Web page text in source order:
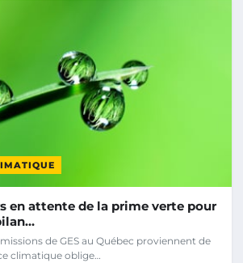
en attente de la prime verte pour
de GES au Québec proviennent de
climatique oblige…